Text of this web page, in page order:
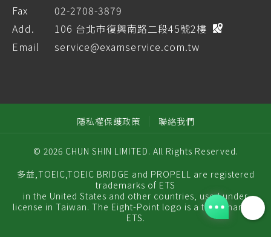
Fax
02-2708-3879
Add.
106 台北市復興南路二段45號2樓
Email
service@examservice.com.tw
隱私權保護政策 聯絡我們
© 2026 CHUN SHIN LIMITED. All Rights Reserved.
多益,TOEIC,TOEIC BRIDGE and PROPELL are registered
trademarks of ETS
in the United States and other countries, used under
license in Taiwan. The Eight-Point logo is a trademark of
ETS.